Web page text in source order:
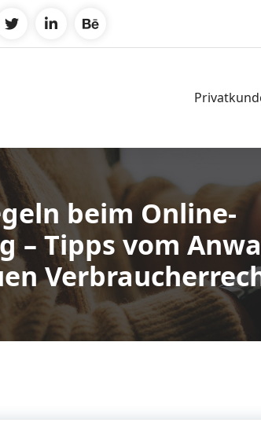
beim Online-
– Tipps vom